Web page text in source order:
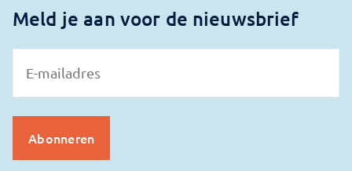
Meld je aan voor de nieuwsbrief